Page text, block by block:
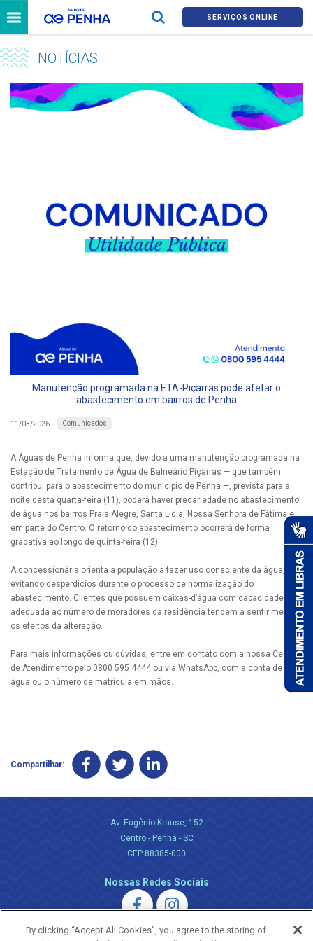
SERVIÇOS ONLINE
NOTÍCIAS
Manutenção programada na ETA-Piçarras pode afetar o
abastecimento em bairros de Penha
11/03/2026 Comunicados
A Águas de Penha informa que, devido a uma manutenção programada na
Estação de Tratamento de Água de Balneário Piçarras — que também
contribui para o abastecimento do município de Penha —, prevista para a
noite desta quarta-feira (11), poderá haver precariedade no abastecimento
de água nos bairros Praia Alegre, Santa Lídia, Nossa Senhora de Fátima e
em parte do Centro. O retorno do abastecimento ocorrerá de forma
gradativa ao longo de quinta-feira (12).
A concessionária orienta a população a fazer uso consciente da água,
evitando desperdícios durante o processo de normalização do
abastecimento. Clientes que possuem caixas-d’água com capacidade
adequada ao número de moradores da residência tendem a sentir menos
os efeitos da alteração.
Para mais informações ou dúvidas, entre em contato com a nossa Central
de Atendimento pelo 0800 595 4444 ou via WhatsApp, com a conta de
água ou o número de matrícula em mãos.
Compartilhar:
Av. Eugênio Krause, 152
Centro - Penha - SC
CEP 88385-000
Nossas Redes Sociais
By clicking “Accept All Cookies”, you agree to the storing of